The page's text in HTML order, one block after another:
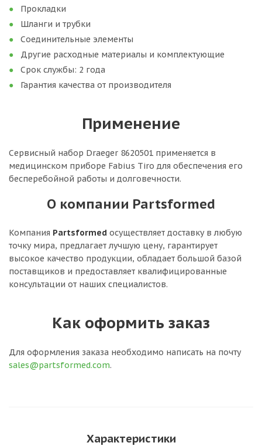
Прокладки
Шланги и трубки
Соединительные элементы
Другие расходные материалы и комплектующие
Срок службы: 2 года
Гарантия качества от производителя
Применение
Сервисный набор Draeger 8620501 применяется в
медицинском приборе Fabius Tiro для обеспечения его
бесперебойной работы и долговечности.
О компании Partsformed
Компания Partsformed осуществляет доставку в любую
точку мира, предлагает лучшую цену, гарантирует
высокое качество продукции, обладает большой базой
поставщиков и предоставляет квалифицированные
консультации от наших специалистов.
Как оформить заказ
Для оформления заказа необходимо написать на почту
sales@partsformed.com.
Характеристики